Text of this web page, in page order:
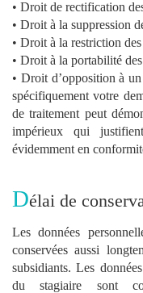
• Droit de rectification
• Droit à la suppression
• Droit à la restriction
• Droit à la portabilité
• Droit d’opposition à
spécifiquement votre
de traitement peut
impérieux qui
évidemment en
Délai de
Les données
conservées aussi
subsidiants. Les
du stagiaire sont